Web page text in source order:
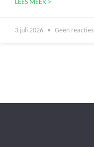
LEES MEER >
3 juli 2026 Geen reacties